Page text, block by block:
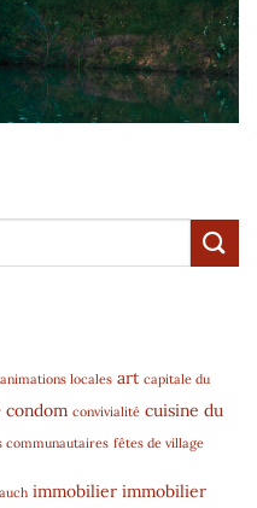
animations locales art capitale du
condom convivialité cuisine du
communautaires fêtes de village
immobilier immobilier